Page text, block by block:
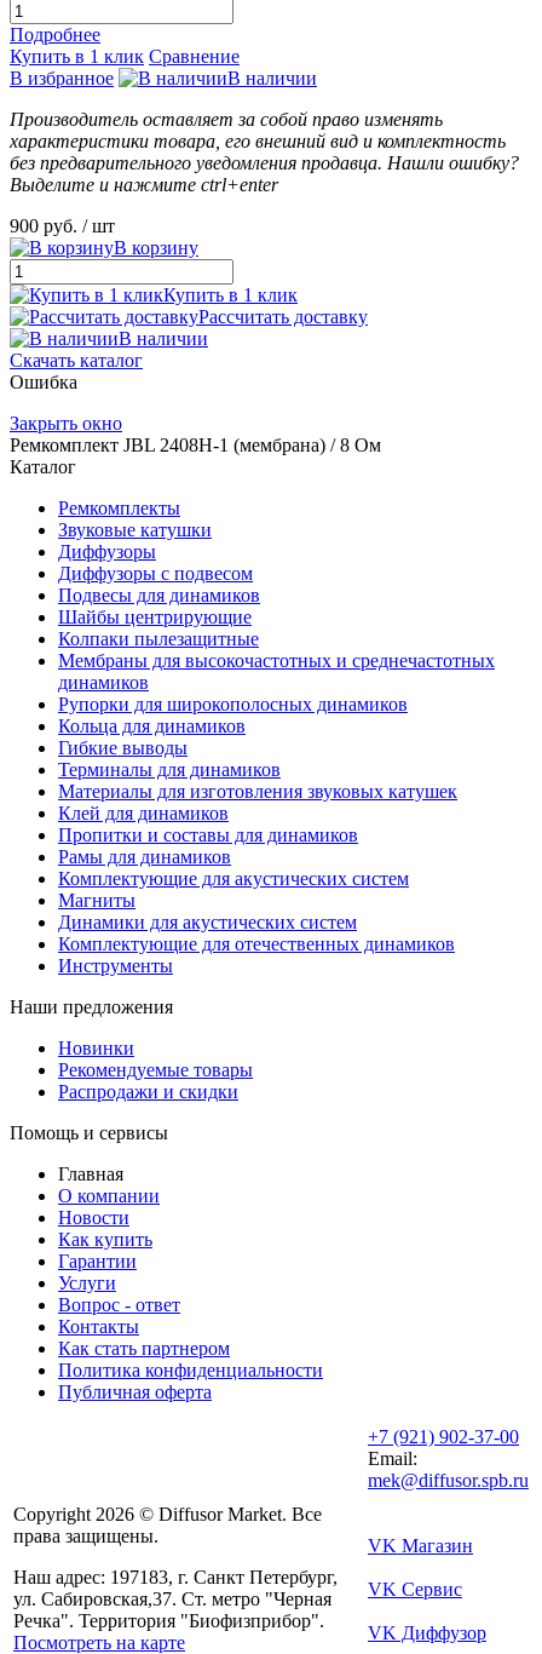
Подробнее
Купить в 1 клик Сравнение
В избранное
В наличии
Производитель оставляет за собой право изменять
характеристики товара, его внешний вид и комплектность
без предварительного уведомления продавца. Нашли ошибку?
Выделите и нажмите ctrl+enter
900 руб. / шт
В корзину
Купить в 1 клик
Рассчитать доставку
В наличии
Скачать каталог
Ошибка
Закрыть окно
Ремкомплект JBL 2408H-1 (мембрана) / 8 Ом
Каталог
Ремкомплекты
Звуковые катушки
Диффузоры
Диффузоры с подвесом
Подвесы для динамиков
Шайбы центрирующие
Колпаки пылезащитные
Мембраны для высокочастотных и среднечастотных
динамиков
Рупорки для широкополосных динамиков
Кольца для динамиков
Гибкие выводы
Терминалы для динамиков
Материалы для изготовления звуковых катушек
Клей для динамиков
Пропитки и составы для динамиков
Рамы для динамиков
Комплектующие для акустических систем
Магниты
Динамики для акустических систем
Комплектующие для отечественных динамиков
Инструменты
Наши предложения
Новинки
Рекомендуемые товары
Распродажи и скидки
Помощь и сервисы
Главная
О компании
Новости
Как купить
Гарантии
Услуги
Вопрос - ответ
Контакты
Как стать партнером
Политика конфиденциальности
Публичная оферта
Copyright 2026 © Diffusor Market. Все
права защищены.
Наш адрес: 197183, г. Санкт Петербург,
ул. Сабировская,37. Ст. метро "Черная
Речка". Территория "Биофизприбор".
Посмотреть на карте
+7 (921) 902-37-00
Email:
mek@diffusor.spb.ru
VK Магазин
VK Сервис
VK Диффузор